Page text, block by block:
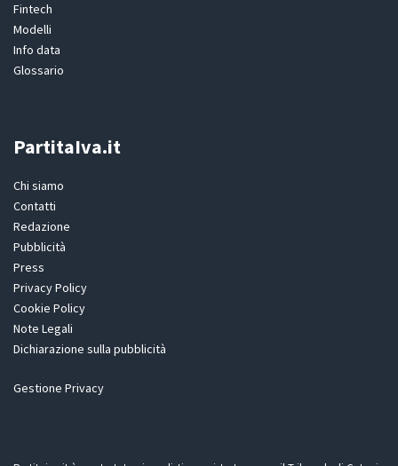
Fintech
Modelli
Info data
Glossario
PartitaIva.it
Chi siamo
Contatti
Redazione
Pubblicità
Press
Privacy Policy
Cookie Policy
Note Legali
Dichiarazione sulla pubblicità
Gestione Privacy